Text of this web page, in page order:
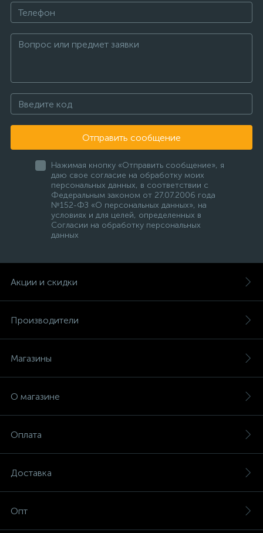
Отправить сообщение
Нажимая кнопку «Отправить сообщение», я
даю свое согласие на обработку моих
персональных данных, в соответствии с
Федеральным законом от 27.07.2006 года
№152-ФЗ «О персональных данных», на
условиях и для целей, определенных в
Согласии на обработку персональных
данных
Акции и скидки
Производители
Магазины
О магазине
Оплата
Доставка
Опт